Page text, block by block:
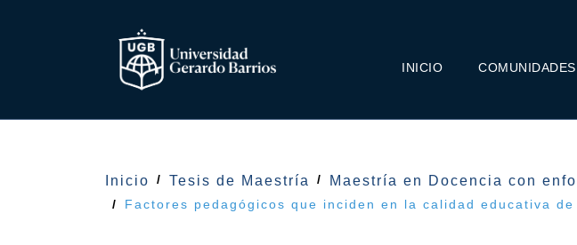
INICIO COMUNIDADES
Inicio Tesis de Maestría Maestría en Docencia con
Factores pedagógicos que inciden en la calidad educativa